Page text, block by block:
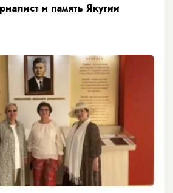
и память Якутии